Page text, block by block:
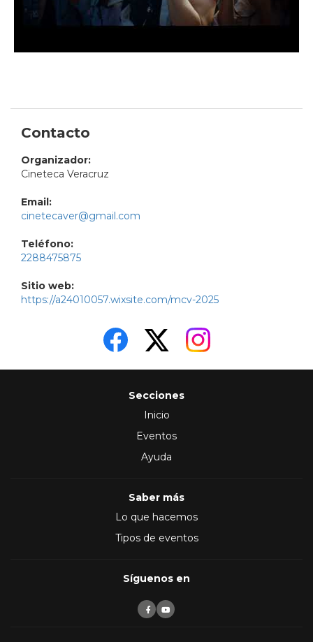
Contacto
Organizador:
Cineteca Veracruz
Email:
cinetecaver@gmail.com
Teléfono:
2288475875
Sitio web:
https://a24010057.wixsite.com/mcv-2025
Secciones
Inicio
Eventos
Ayuda
Saber más
Lo que hacemos
Tipos de eventos
Síguenos en